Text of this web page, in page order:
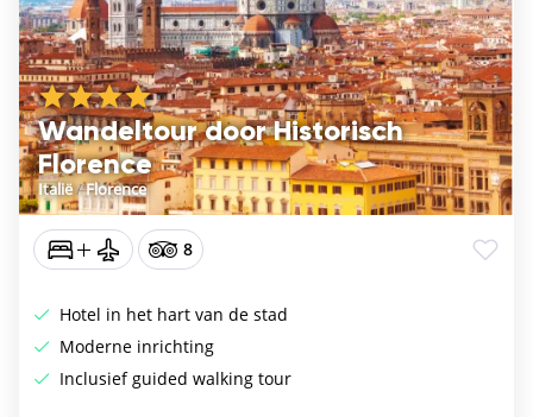
Wandeltour door Historisch
Florence
Italië/Florence
8
Hotel in het hart van de stad
Moderne inrichting
Inclusief guided walking tour